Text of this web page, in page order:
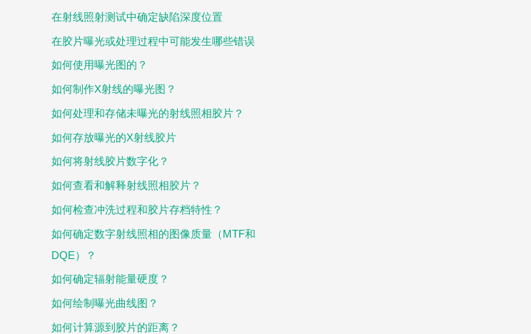
在射线照射测试中确定缺陷深度位置
在胶片曝光或处理过程中可能发生哪些错误
如何使用曝光图的？
如何制作X射线的曝光图？
如何处理和存储未曝光的射线照相胶片？
如何存放曝光的X射线胶片
如何将射线胶片数字化？
如何查看和解释射线照相胶片？
如何检查冲洗过程和胶片存档特性？
如何确定数字射线照相的图像质量（MTF和
DQE）？
如何确定辐射能量硬度？
如何绘制曝光曲线图？
如何计算源到胶片的距离？